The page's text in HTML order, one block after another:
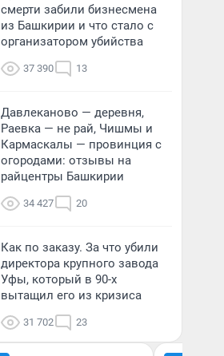
смерти забили бизнесмена
из Башкирии и что стало с
организатором убийства
37 390 13
Давлеканово — деревня,
Раевка — не рай, Чишмы и
Кармаскалы — провинция с
огородами: отзывы на
райцентры Башкирии
34 427 20
Как по заказу. За что убили
директора крупного завода
Уфы, который в 90-х
вытащил его из кризиса
31 702 23